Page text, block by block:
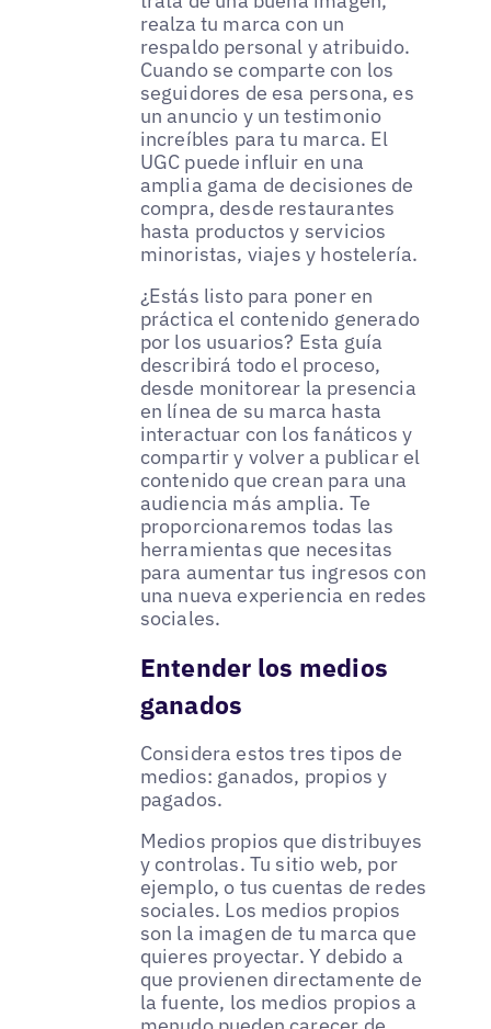
realza tu marca con un
respaldo personal y atribuido.
Cuando se comparte con los
seguidores de esa persona, es
un anuncio y un testimonio
increíbles para tu marca. El
UGC puede influir en una
amplia gama de decisiones de
compra, desde restaurantes
hasta productos y servicios
minoristas, viajes y hostelería.
¿Estás listo para poner en
práctica el contenido generado
por los usuarios? Esta guía
describirá todo el proceso,
desde monitorear la presencia
en línea de su marca hasta
interactuar con los fanáticos y
compartir y volver a publicar el
contenido que crean para una
audiencia más amplia. Te
proporcionaremos todas las
herramientas que necesitas
para aumentar tus ingresos con
una nueva experiencia en redes
sociales.
Entender los medios
ganados
Considera estos tres tipos de
medios: ganados, propios y
pagados.
Medios propios que distribuyes
y controlas. Tu sitio web, por
ejemplo, o tus cuentas de redes
sociales. Los medios propios
son la imagen de tu marca que
quieres proyectar. Y debido a
que provienen directamente de
la fuente, los medios propios a